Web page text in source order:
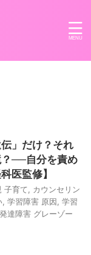
」だけ？それ
？──自分を責め
医監修】
子育て
カウンセリン
学習障害 原因 学習
発達障害 グレーゾー